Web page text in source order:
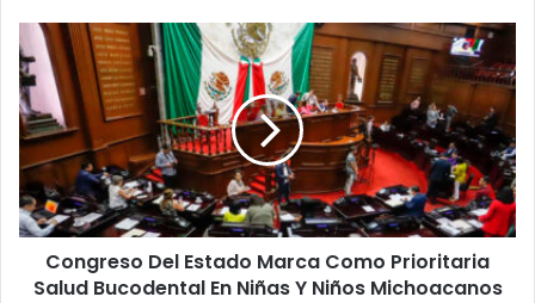
Congreso
Del
Estado
Marca
Como
Prioritaria
Salud
Bucodental
En
NiñasCongreso Del Estado Marca Como Prioritaria
Salud Bucodental En Niñas Y Niños Michoacanos